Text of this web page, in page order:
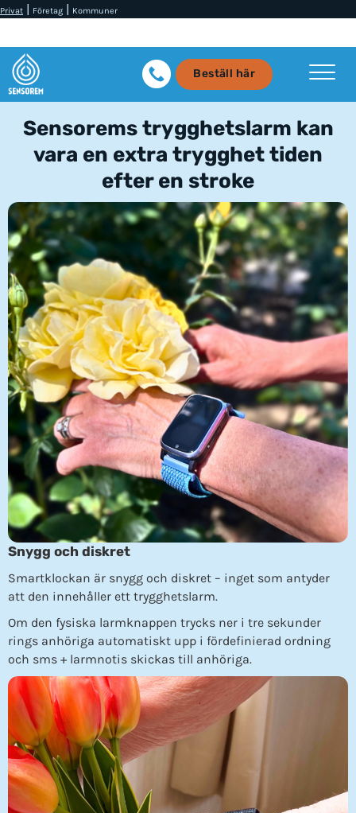
Privat | Företag | Kommuner
Beställ här
Sensorems trygghetslarm kan
vara en extra trygghet tiden
efter en stroke
Snygg och diskret
Smartklockan är snygg och diskret – inget som antyder
att den innehåller ett trygghetslarm.
Om den fysiska larmknappen trycks ner i tre sekunder
rings anhöriga automatiskt upp i fördefinierad ordning
och sms + larmnotis skickas till anhöriga.